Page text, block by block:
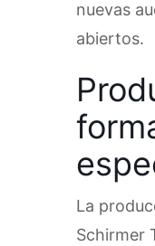
nuevas
abiertos.
La
Schirmer